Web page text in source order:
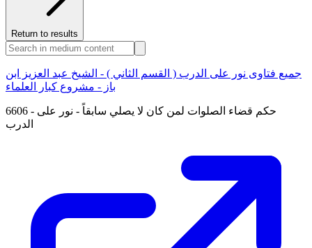
Return to results
جميع فتاوى نور على الدرب ( القسم الثاني ) - الشيخ عبد العزيز ابن
باز - مشروع كبار العلماء
6606 - حكم قضاء الصلوات لمن كان لا يصلي سابقاً - نور على
الدرب